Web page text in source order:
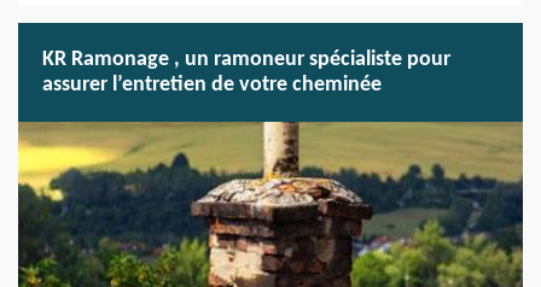
KR Ramonage , un ramoneur spécialiste pour
assurer l’entretien de votre cheminée